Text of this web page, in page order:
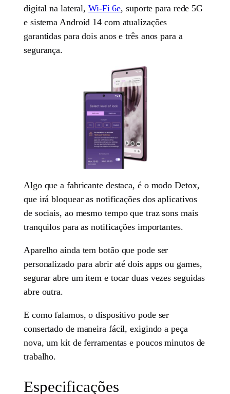
digital na lateral,Wi-Fi 6e, suporte para rede 5G
e sistema Android 14 com atualizações
garantidas para dois anos e três anos para a
segurança.
Algo que a fabricante destaca, é o modo Detox,
que irá bloquear as notificações dos aplicativos
de sociais, ao mesmo tempo que traz sons mais
tranquilos para as notificações importantes.
Aparelho ainda tem botão que pode ser
personalizado para abrir até dois apps ou games,
segurar abre um item e tocar duas vezes seguidas
abre outra.
E como falamos, o dispositivo pode ser
consertado de maneira fácil, exigindo a peça
nova, um kit de ferramentas e poucos minutos de
trabalho.
Especificações